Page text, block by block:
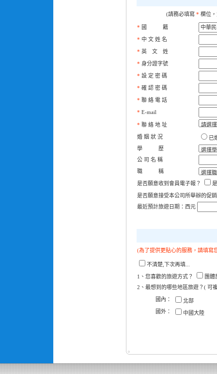
(請務必填寫 * 欄位
* 國 籍
* 中 文 姓 名
* 英 文 姓
* 身分證字號
* 設 定 密 碼
* 確 認 密 碼
* 聯 絡 電 話
* E-mail
* 聯 絡 地 址
婚 姻 狀 況
已
學 歷
公 司 名 稱
職 稱
是否願意收到會員電子報？ 是
是否願意接受本公司所舉辦的促
最近預計旅遊日期：西元
(為了提供更貼心的服務，請填寫
不清楚,下次再填...
1、您喜歡的旅遊方式？
團
2、最想到的哪些地區旅遊？( 可
國內：
北部
國外：
中國大陸